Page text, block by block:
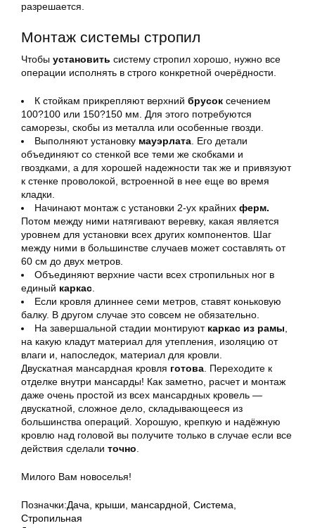
разрешается.
Монтаж системы стропил
Чтобы установить систему стропил хорошо, нужно все
операции исполнять в строго конкретной очерёдности.
К стойкам прикрепляют верхний брусок сечением
100?100 или 150?150 мм. Для этого потребуются
саморезы, скобы из металла или особенные гвозди.
Выполняют установку мауэрлата. Его детали
объединяют со стенкой все теми же скобками и
гвоздками, а для хорошей надежности так же и привязуют
к стенке проволокой, встроенной в нее еще во время
кладки.
Начинают монтаж с установки 2-ух крайних ферм.
Потом между ними натягивают веревку, какая является
уровнем для установки всех других компонентов. Шаг
между ними в большинстве случаев может составлять от
60 см до двух метров.
Объединяют верхние части всех стропильных ног в
единый каркас.
Если кровля длиннее семи метров, ставят коньковую
балку. В другом случае это совсем не обязательно.
На завершальной стадии монтируют каркас из рамы,
на какую кладут материал для утепления, изоляцию от
влаги и, напоследок, материал для кровли.
Двускатная мансардная кровля готова. Переходите к
отделке внутри мансарды! Как заметно, расчет и монтаж
даже очень простой из всех мансардных кровель —
двускатной, сложное дело, складывающееся из
большинства операций. Хорошую, крепкую и надёжную
кровлю над головой вы получите только в случае если все
действия сделали точно.
Милого Вам новоселья!
Позначки:Дача, крыши, мансардной, Система,
Стропильная